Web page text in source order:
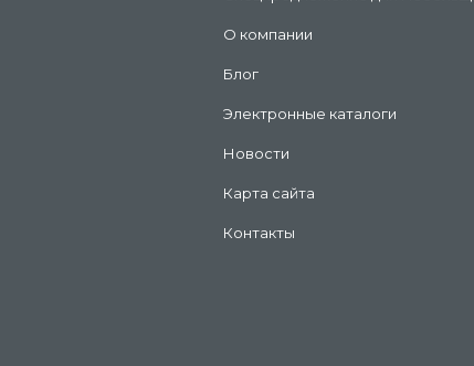
О компании
Блог
Электронные каталоги
Новости
Карта сайта
Контакты